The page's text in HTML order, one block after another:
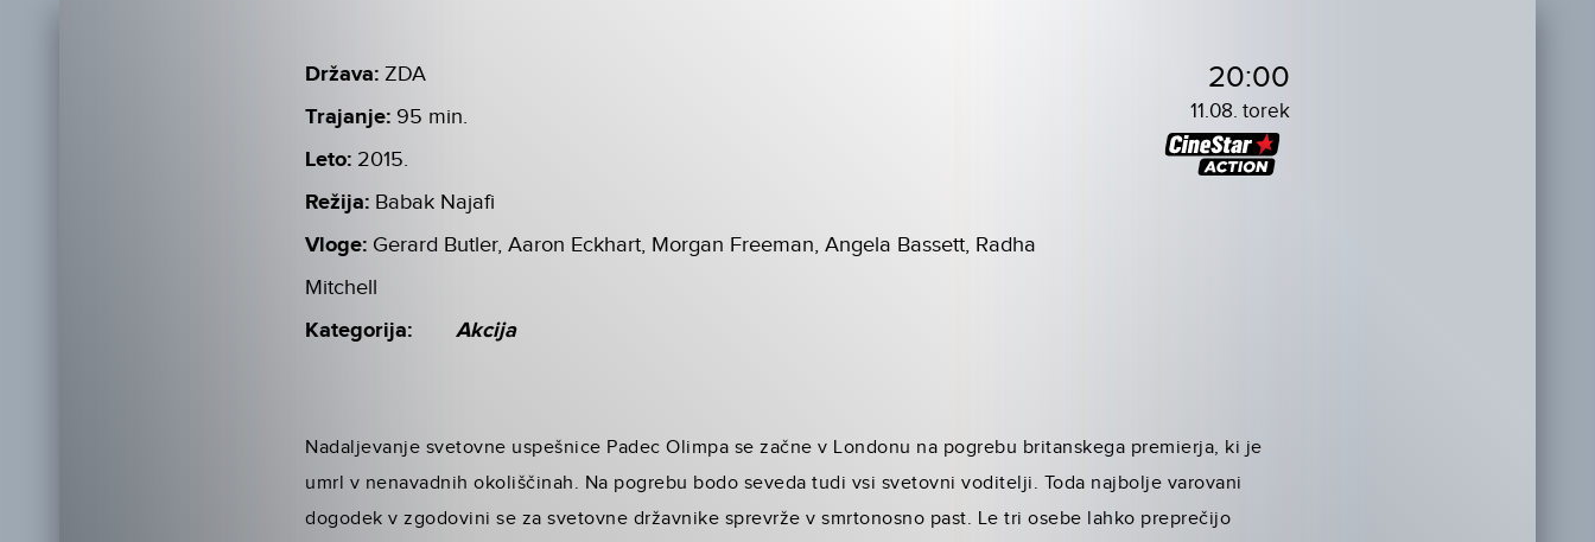
Država: ZDA
Trajanje: 95 min.
Leto: 2015.
Režija: Babak Najafi
Vloge: Gerard Butler, Aaron Eckhart, Morgan Freeman, Angela Bassett, Radha
Mitchell
Kategorija: Akcija
20:00
11.08. torek
Nadaljevanje svetovne uspešnice Padec Olimpa se začne v Londonu na pogrebu britanskega premierja, ki je
umrl v nenavadnih okoliščinah. Na pogrebu bodo seveda tudi vsi svetovni voditelji. Toda najbolje varovani
dogodek v zgodovini se za svetovne državnike sprevrže v smrtonosno past. Le tri osebe lahko preprečijo